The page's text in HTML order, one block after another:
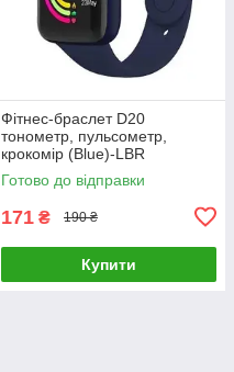
Фітнес-браслет D20
тонометр, пульсометр,
крокомір (Blue)-LВR
Готово до відправки
171 ₴ 190 ₴
Купити